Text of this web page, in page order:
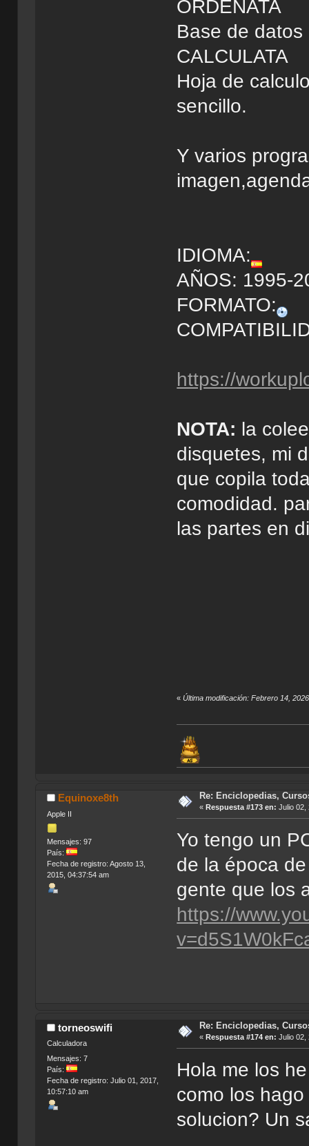
ORDENATA
Base de
CALCULATA
Hoja de
sencillo.
Y varios
IDIOMA:
AÑOS: 1995-
FORMATO:
https://
NOTA: la
disquetes, mi
que copila
comodidad.
las partes en
«Última modificación: Febrero 14,
Equinoxe8th
Apple II
Mensajes: 97
País:
Fecha de registro: Agosto 13,
2015, 04:37:54 am
Re: Enciclopedias,
« Respuesta #173 en: Julio 02,
Yo tengo un
de la época
gente que los
https://
torneoswifi
Calculadora
Mensajes: 7
País:
Fecha de registro: Julio 01, 2017,
10:57:10 am
Re: Enciclopedias,
« Respuesta #174 en: Julio 02,
Hola me los
como los
solucion? Un